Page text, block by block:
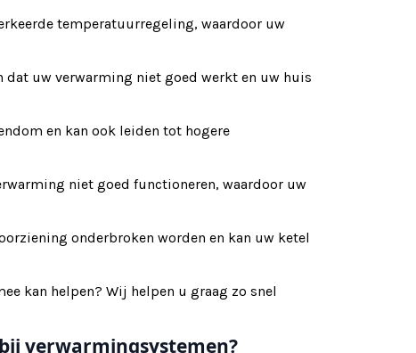
temperatuurregeling, waardoor uw
dat uw verwarming niet goed werkt en uw huis
en kan ook leiden tot hogere
niet goed functioneren, waardoor uw
onderbroken worden en kan uw ketel
kan helpen? Wij helpen u graag zo snel
verwarmingsystemen?